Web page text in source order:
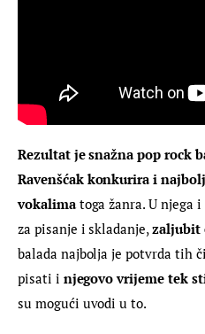
Rezultat je snažna pop rock
Ravenšćak konkurira i
vokalima toga žanra. U njega
za pisanje i skladanje, zaljubit
balada najbolja je potvrda tih
pisati i njegovo vrijeme tek
su mogući uvodi u to.